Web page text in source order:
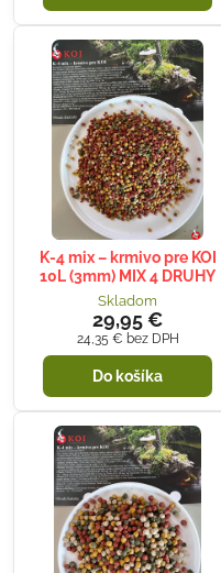
K-4 mix – krmivo pre KOI
10L (3mm) MIX 4 DRUHY
Skladom
29,95 €
24,35 € bez DPH
Do košíka